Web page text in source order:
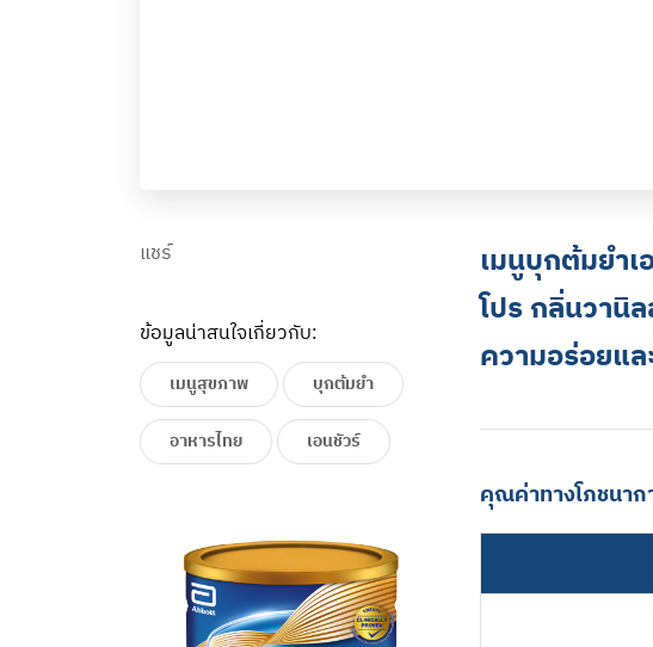
แชร์
ข้อมูลน่าสนใจเกี่ยวกับ:
เมนูสุขภาพ บุกต้มยำ
อาหารไทย เอนชัวร์
เมนูบุกต้มยำ
โปร กลิ่นวานิ
ความอร่อยแ
คุณค่าทางโภชนาก